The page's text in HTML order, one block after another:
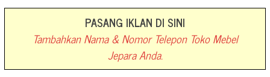
PASANG IKLAN DI SINI
Tambahkan Nama & Nomor Telepon Toko Mebel
Jepara Anda.